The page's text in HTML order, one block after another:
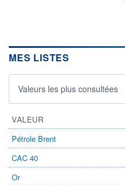
Fonds à Capital Protégé
FONDS PARTENAIRES
MES LISTES
Valeurs les plus consultées
VALEUR
Pétrole Brent
CAC 40
Or